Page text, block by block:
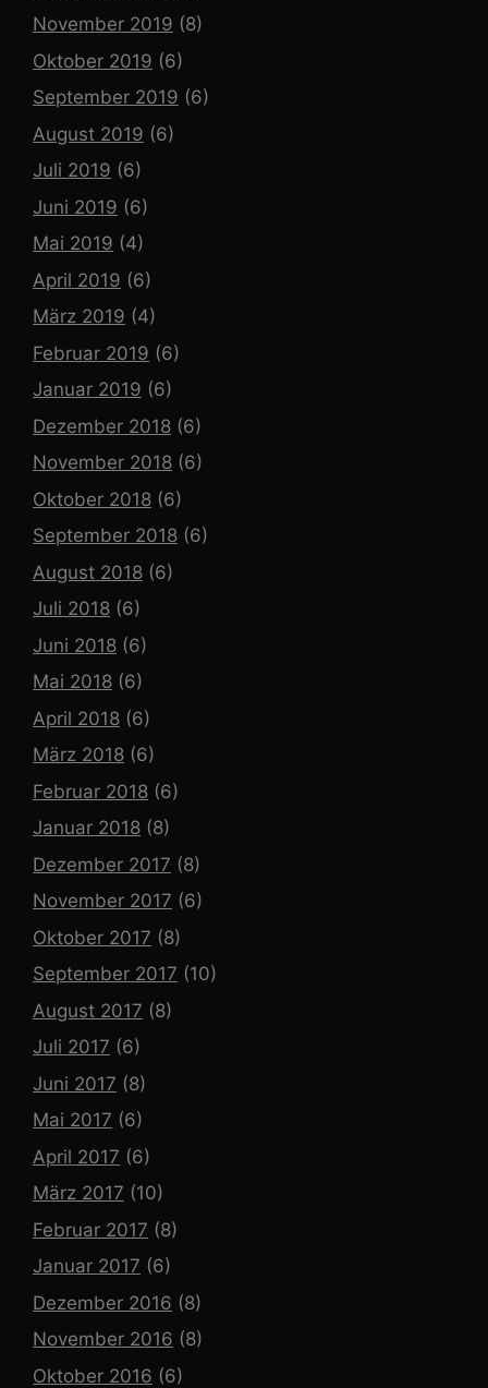
November 2019 (8)
Oktober 2019 (6)
September 2019 (6)
August 2019 (6)
Juli 2019 (6)
Juni 2019 (6)
Mai 2019 (4)
April 2019 (6)
März 2019 (4)
Februar 2019 (6)
Januar 2019 (6)
Dezember 2018 (6)
November 2018 (6)
Oktober 2018 (6)
September 2018 (6)
August 2018 (6)
Juli 2018 (6)
Juni 2018 (6)
Mai 2018 (6)
April 2018 (6)
März 2018 (6)
Februar 2018 (6)
Januar 2018 (8)
Dezember 2017 (8)
November 2017 (6)
Oktober 2017 (8)
September 2017 (10)
August 2017 (8)
Juli 2017 (6)
Juni 2017 (8)
Mai 2017 (6)
April 2017 (6)
März 2017 (10)
Februar 2017 (8)
Januar 2017 (6)
Dezember 2016 (8)
November 2016 (8)
Oktober 2016 (6)